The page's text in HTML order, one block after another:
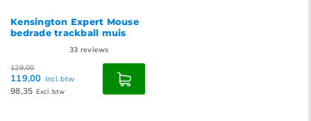
Kensington Expert Mouse
bedrade trackball muis
33 reviews
129,00
119,00 Incl. btw
98,35 Excl. btw